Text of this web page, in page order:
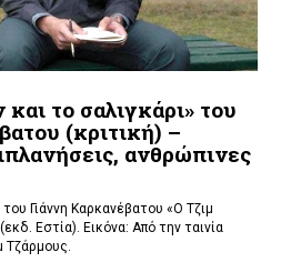
το σαλιγκάρι» του
(κριτική) –
ανθρώπινες
Γιάννη Καρκανέβατου «Ο Τζιμ
Εστία). Εικόνα: Από την ταινία
Τζάρμους.